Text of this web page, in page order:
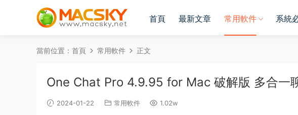
首頁 最新文章 常用軟件 系統
當前位置： 首頁 常用軟件 正文
One Chat Pro 4.9.95 for Mac 破解版 多合一
2024-01-22 常用軟件 1.02w